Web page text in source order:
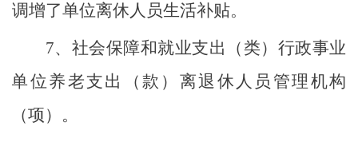
调增了单位离休人员生活补贴。
7、 社会保障和就业支出（类）行政事业
单位养老支出（款）离退休人员管理机构
（项）。